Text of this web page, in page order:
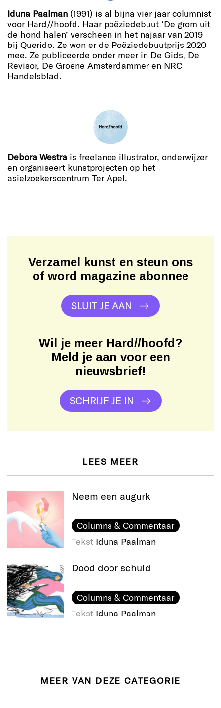
Iduna Paalman (1991) is al bijna vier jaar columnist
voor Hard//hoofd. Haar poëziedebuut ‘De grom uit
de hond halen’ verscheen in het najaar van 2019
bij Querido. Ze won er de Poëziedebuutprijs 2020
mee. Ze publiceerde onder meer in De Gids, De
Revisor, De Groene Amsterdammer en NRC
Handelsblad.
Debora Westra is freelance illustrator, onderwijzer
en organiseert kunstprojecten op het
asielzoekerscentrum Ter Apel.
Verzamel kunst en steun ons
of word magazine abonnee
SLUIT JE AAN
Wil je meer Hard//hoofd?
Meld je aan voor een
nieuwsbrief!
SCHRIJF JE IN
LEES MEER
Neem een augurk
Columns & Commentaar
Tekst Iduna Paalman
Dood door schuld
Columns & Commentaar
Tekst Iduna Paalman
MEER VAN DEZE CATEGORIE